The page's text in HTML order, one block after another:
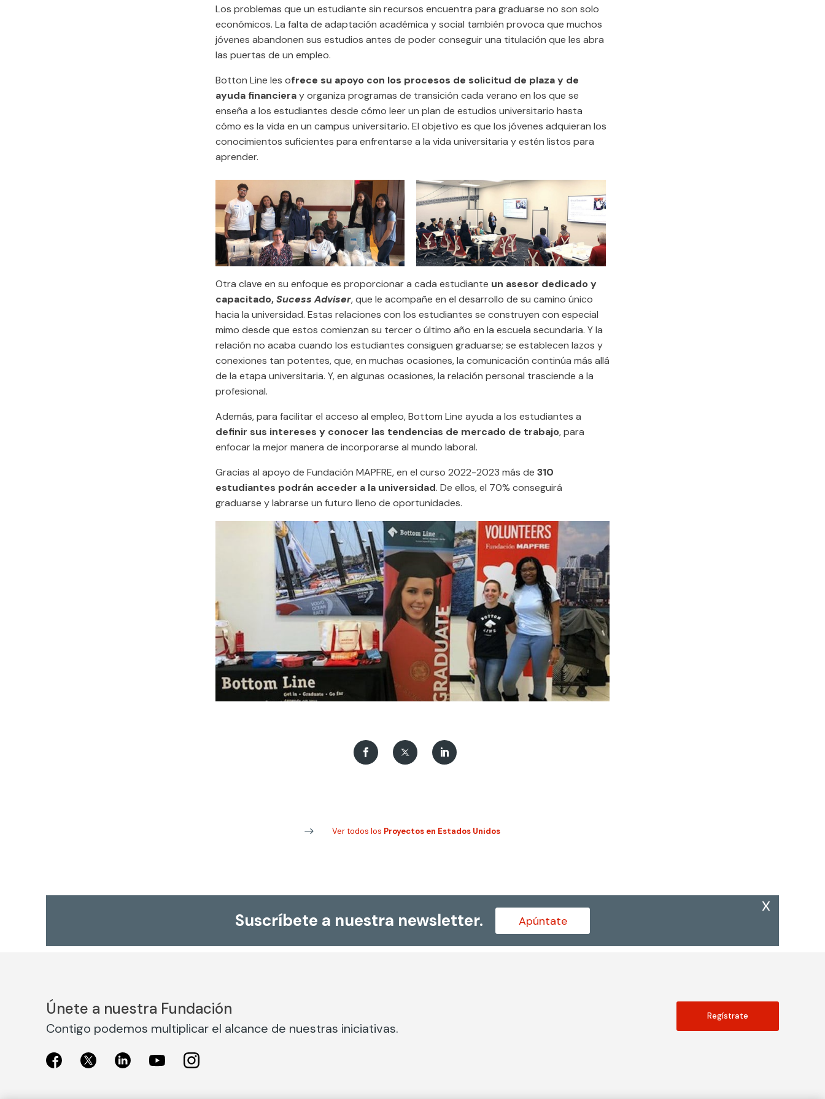
Los problemas que un estudiante sin recursos encuentra para graduarse no son solo
económicos. La falta de adaptación académica y social también provoca que muchos
jóvenes abandonen sus estudios antes de poder conseguir una titulación que les abra
las puertas de un empleo.
Botton Line les ofrece su apoyo con los procesos de solicitud de plaza y de
ayuda financieray organiza programas de transición cada verano en los que se
enseña a los estudiantes desde cómo leer un plan de estudios universitario hasta
cómo es la vida en un campus universitario. El objetivo es que los jóvenes adquieran los
conocimientos suficientes para enfrentarse a la vida universitaria y estén listos para
aprender.
Otra clave en su enfoque es proporcionar a cada estudiante un asesor dedicado y
capacitado,Sucess Adviser, que le acompañe en el desarrollo de su camino único
hacia la universidad. Estas relaciones con los estudiantes se construyen con especial
mimo desde que estos comienzan su tercer o último año en la escuela secundaria. Y la
relación no acaba cuando los estudiantes consiguen graduarse; se establecen lazos y
conexiones tan potentes, que, en muchas ocasiones, la comunicación continúa más allá
de la etapa universitaria. Y, en algunas ocasiones, la relación personal trasciende a la
profesional.
Además, para facilitar el acceso al empleo, Bottom Line ayuda a los estudiantes a
definir sus intereses y conocer las tendencias de mercado de trabajo, para
enfocar la mejor manera de incorporarse al mundo laboral.
Gracias al apoyo de Fundación MAPFRE, en el curso 2022-2023 más de 310
estudiantes podrán acceder a la universidad. De ellos, el 70% conseguirá
graduarse y labrarse un futuro lleno de oportunidades.
Ver todos los Proyectos en Estados Unidos
Suscríbete a nuestra newsletter. Apúntate
x
Únete a nuestra Fundación
Contigo podemos multiplicar el alcance de nuestras iniciativas.
Regístrate